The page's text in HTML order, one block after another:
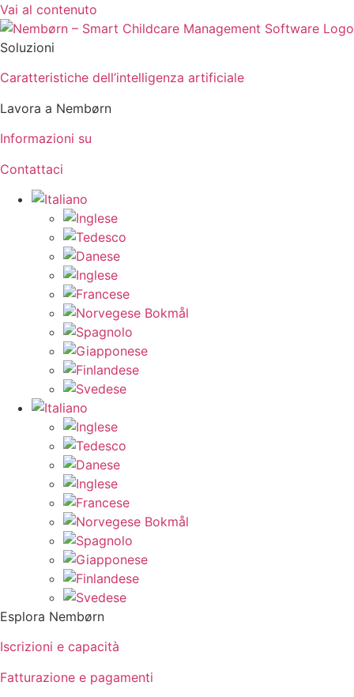
Vai al contenuto
Soluzioni
Caratteristiche dell’intelligenza artificiale
Lavora a Nembørn
Informazioni su
Contattaci
Esplora Nembørn
Iscrizioni e capacità
Fatturazione e pagamenti